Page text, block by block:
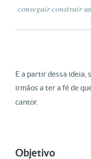
conseguir construir
E a partir dessa ideia,
irmãos a ter a fé de
cantor.
Objetivo